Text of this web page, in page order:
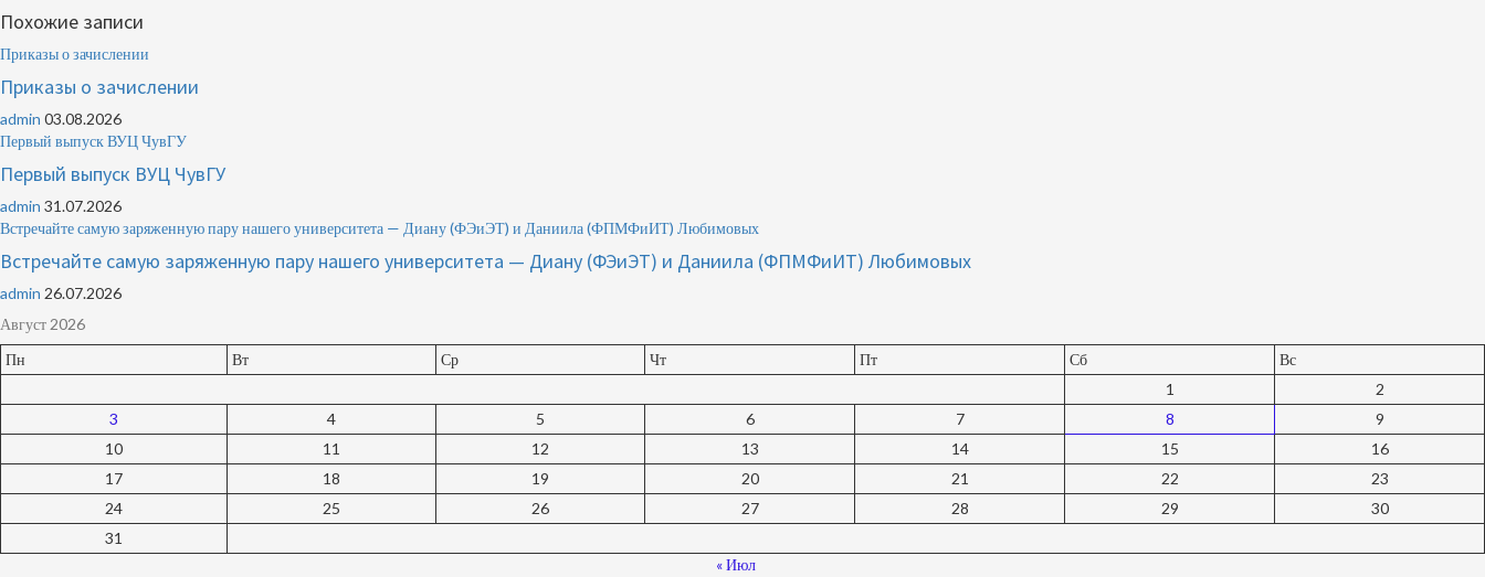
Похожие записи
Приказы о зачислении
Приказы о зачислении
admin 03.08.2026
Первый выпуск ВУЦ ЧувГУ
Первый выпуск ВУЦ ЧувГУ
admin 31.07.2026
Встречайте самую заряженную пару нашего университета — Диану (ФЭиЭТ) и Даниила (ФПМФиИТ) Любимовых
Встречайте самую заряженную пару нашего университета — Диану (ФЭиЭТ) и Даниила (ФПМФиИТ) Любимовых
admin 26.07.2026
Август 2026
Пн
Вт Ср Чт Пт Сб
Вс
1
2
3
4 5 6 7 8
9
10
11 12 13 14 15
16
17
18 19 20 21 22
23
24
25 26 27 28 29
30
31
« Июл